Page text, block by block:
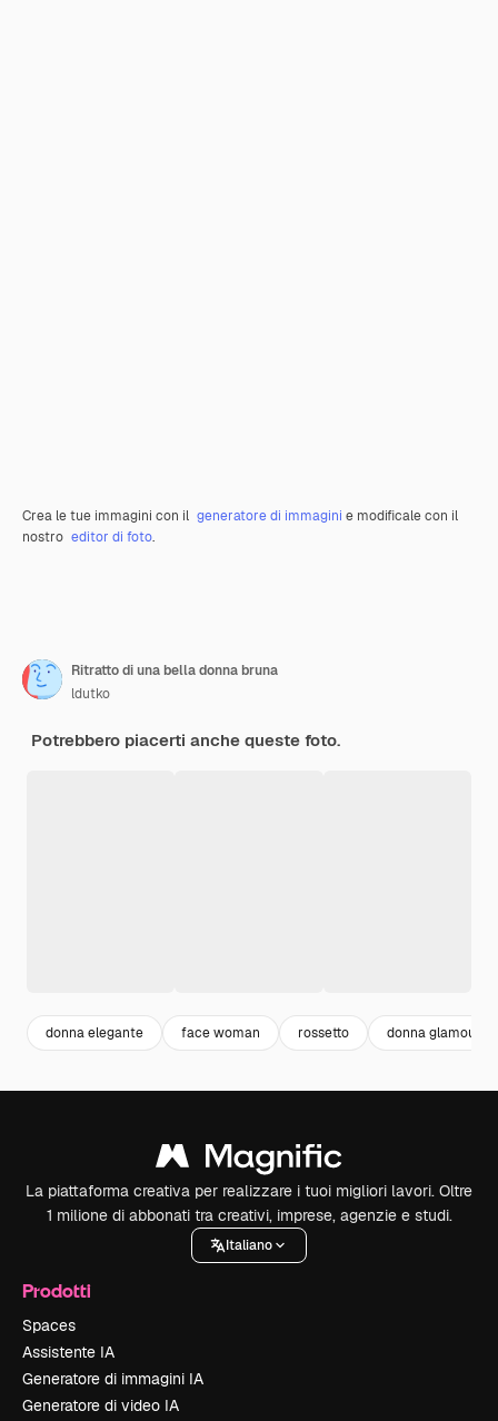
Crea le tue immagini con il generatore di immagini e modificale con il
nostro editor di foto.
Ritratto di una bella donna bruna
ldutko
Potrebbero piacerti anche queste foto.
donna elegante face woman rossetto donna glamour
La piattaforma creativa per realizzare i tuoi migliori lavori. Oltre
1 milione di abbonati tra creativi, imprese, agenzie e studi.
Italiano
Prodotti
Spaces
Assistente IA
Generatore di immagini IA
Generatore di video IA